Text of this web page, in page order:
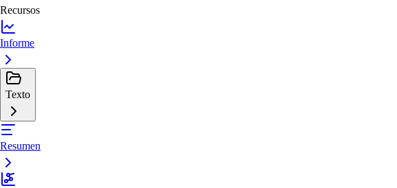
Recursos
Informe
Texto
Resumen